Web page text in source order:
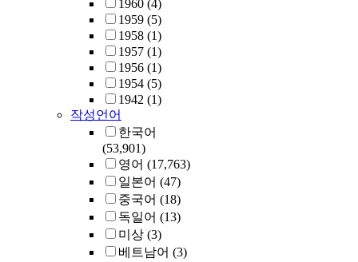
1960 (4)
1959 (5)
1958 (1)
1957 (1)
1956 (1)
1954 (5)
1942 (1)
작성언어
한국어
(53,901)
영어 (17,763)
일본어 (47)
중국어 (18)
독일어 (13)
미상 (3)
베트남어 (3)